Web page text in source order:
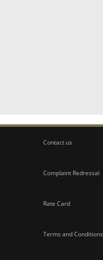
Contact us
Complaint Redressal
Rate Card
Terms and Conditions